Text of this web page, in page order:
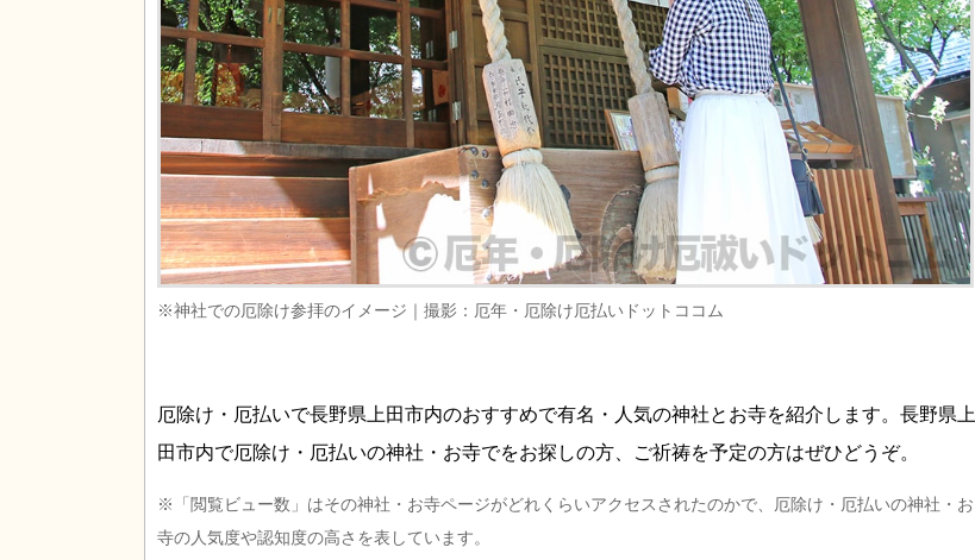
※神社での厄除け参拝のイメージ｜撮影：厄年・厄除け厄払いドットココム
厄除け・厄払いで長野県上田市内のおすすめで有名・人気の神社とお寺を紹介します。長野県上
田市内で厄除け・厄払いの神社・お寺でをお探しの方、ご祈祷を予定の方はぜひどうぞ。
※「閲覧ビュー数」はその神社・お寺ページがどれくらいアクセスされたのかで、厄除け・厄払いの神社・お
寺の人気度や認知度の高さを表しています。